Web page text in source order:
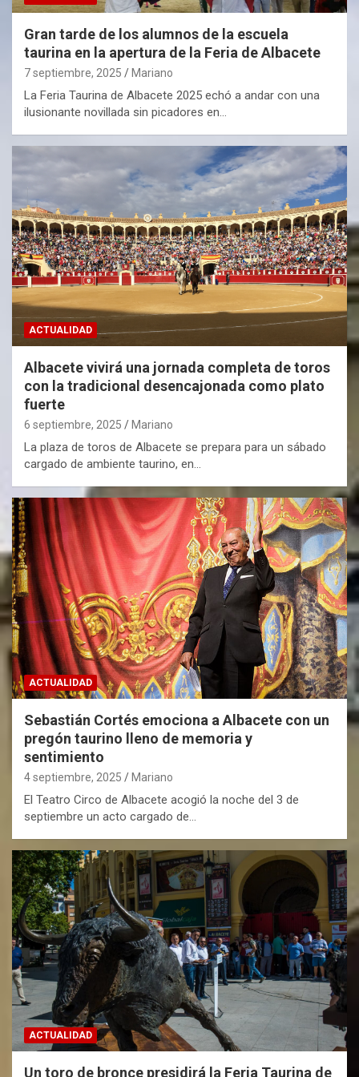
Gran tarde de los alumnos de la escuela
taurina en la apertura de la Feria de Albacete
7 septiembre, 2025 Mariano
La Feria Taurina de Albacete 2025 echó a andar con una
ilusionante novillada sin picadores en…
ACTUALIDAD
Albacete vivirá una jornada completa de toros
con la tradicional desencajonada como plato
fuerte
6 septiembre, 2025 Mariano
La plaza de toros de Albacete se prepara para un sábado
cargado de ambiente taurino, en…
ACTUALIDAD
Sebastián Cortés emociona a Albacete con un
pregón taurino lleno de memoria y
sentimiento
4 septiembre, 2025 Mariano
El Teatro Circo de Albacete acogió la noche del 3 de
septiembre un acto cargado de…
ACTUALIDAD
Un toro de bronce presidirá la Feria Taurina de